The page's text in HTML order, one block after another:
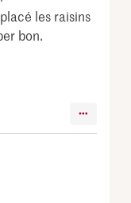
les raisins
bon.